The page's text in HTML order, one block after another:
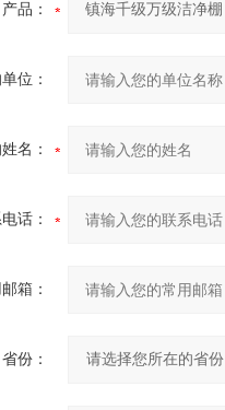
产品：
位：
名：
话：
箱：
省份：